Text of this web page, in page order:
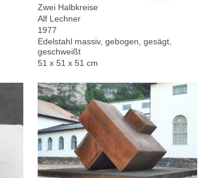
Zwei Halbkreise
Alf Lechner
1977
Edelstahl massiv, gebogen, gesägt,
geschweißt
51 x 51 x 51 cm